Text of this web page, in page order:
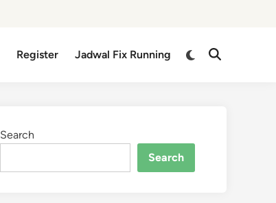
Register Jadwal Fix Running
Search
Search